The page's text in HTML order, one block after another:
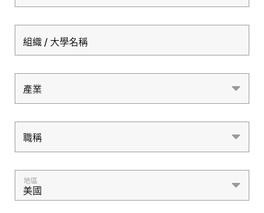
組織 / 大學名稱
產業
產業
職稱
職稱
地區
美國